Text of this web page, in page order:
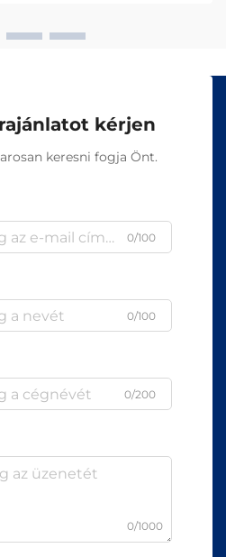
kérjen
keresni fogja Önt.
0/100
0/100
0/200
0/1000